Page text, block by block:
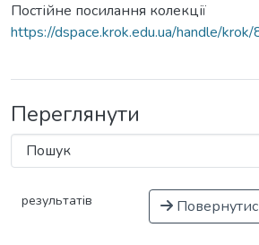
Постійне посилання колекції
https://dspace.krok.edu.ua/handle/
Переглянути
результатів